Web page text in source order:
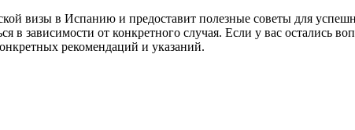
визы в Испанию и предоставит полезные советы для
в зависимости от конкретного случая. Если у вас остались
рекомендаций и указаний.